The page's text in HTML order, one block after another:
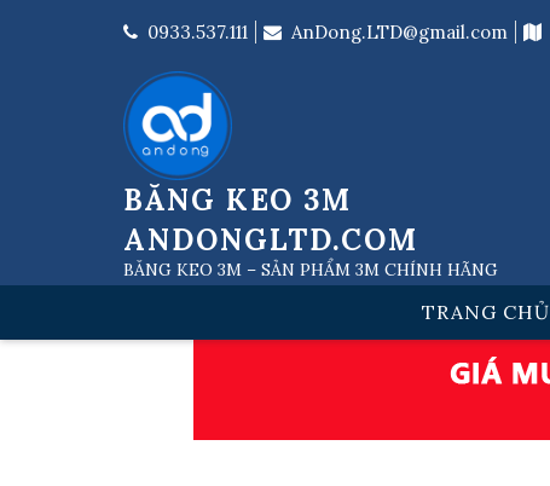
0933.537.111 AnDong.LTD@gmail.com
BĂNG KEO 3M
ANDONGLTD.COM
BĂNG KEO 3M – SẢN PHẨM 3M CHÍNH HÃNG
TRANG CHỦ